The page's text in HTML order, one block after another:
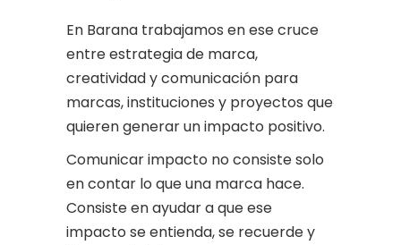
En Barana trabajamos en ese cruce
entre estrategia de marca,
creatividad y comunicación para
marcas, instituciones y proyectos que
quieren generar un impacto positivo.
Comunicar impacto no consiste solo
en contar lo que una marca hace.
Consiste en ayudar a que ese
impacto se entienda, se recuerde y